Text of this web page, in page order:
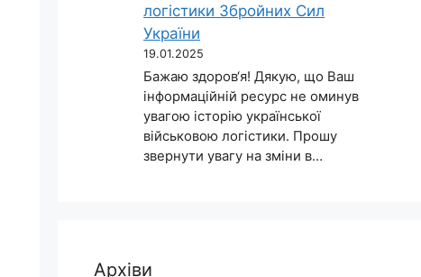
логістики Збройних Сил
України
19.01.2025
Бажаю здоров‘я! Дякую, що Ваш
інформаційній ресурс не оминув
увагою історію української
військовою логістики. Прошу
звернути увагу на зміни в…
Архіви